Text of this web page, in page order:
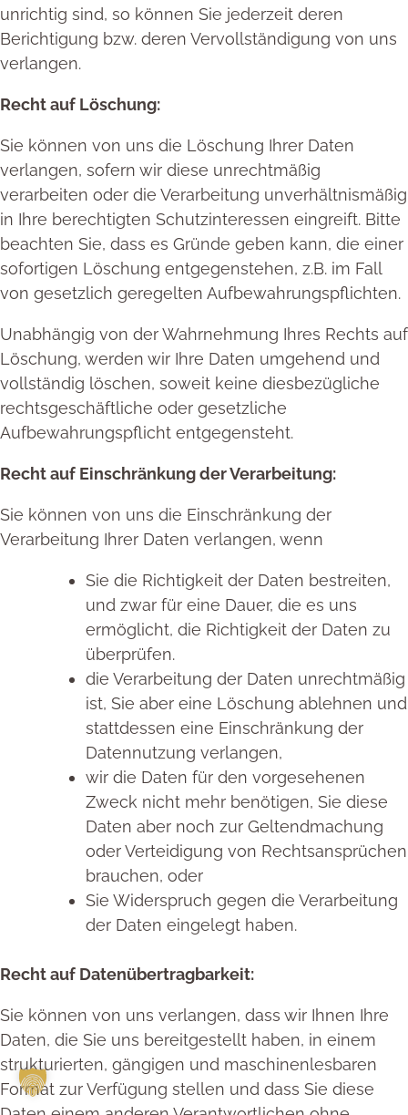
unrichtig sind, so können Sie jederzeit deren
Berichtigung bzw. deren Vervollständigung von uns
verlangen.
Recht auf Löschung:
Sie können von uns die Löschung Ihrer Daten
verlangen, sofern wir diese unrechtmäßig
verarbeiten oder die Verarbeitung unverhältnismäßig
in Ihre berechtigten Schutzinteressen eingreift. Bitte
beachten Sie, dass es Gründe geben kann, die einer
sofortigen Löschung entgegenstehen, z.B. im Fall
von gesetzlich geregelten Aufbewahrungspflichten.
Unabhängig von der Wahrnehmung Ihres Rechts auf
Löschung, werden wir Ihre Daten umgehend und
vollständig löschen, soweit keine diesbezügliche
rechtsgeschäftliche oder gesetzliche
Aufbewahrungspflicht entgegensteht.
Recht auf Einschränkung der Verarbeitung:
Sie können von uns die Einschränkung der
Verarbeitung Ihrer Daten verlangen, wenn
Sie die Richtigkeit der Daten bestreiten,
und zwar für eine Dauer, die es uns
ermöglicht, die Richtigkeit der Daten zu
überprüfen.
die Verarbeitung der Daten unrechtmäßig
ist, Sie aber eine Löschung ablehnen und
stattdessen eine Einschränkung der
Datennutzung verlangen,
wir die Daten für den vorgesehenen
Zweck nicht mehr benötigen, Sie diese
Daten aber noch zur Geltendmachung
oder Verteidigung von Rechtsansprüchen
brauchen, oder
Sie Widerspruch gegen die Verarbeitung
der Daten eingelegt haben.
Recht auf Datenübertragbarkeit:
Sie können von uns verlangen, dass wir Ihnen Ihre
Daten, die Sie uns bereitgestellt haben, in einem
strukturierten, gängigen und maschinenlesbaren
Format zur Verfügung stellen und dass Sie diese